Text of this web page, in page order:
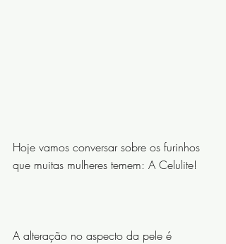
Hoje vamos conversar sobre os furinhos
que muitas mulheres temem: A Celulite!
A alteração no aspecto da pele é